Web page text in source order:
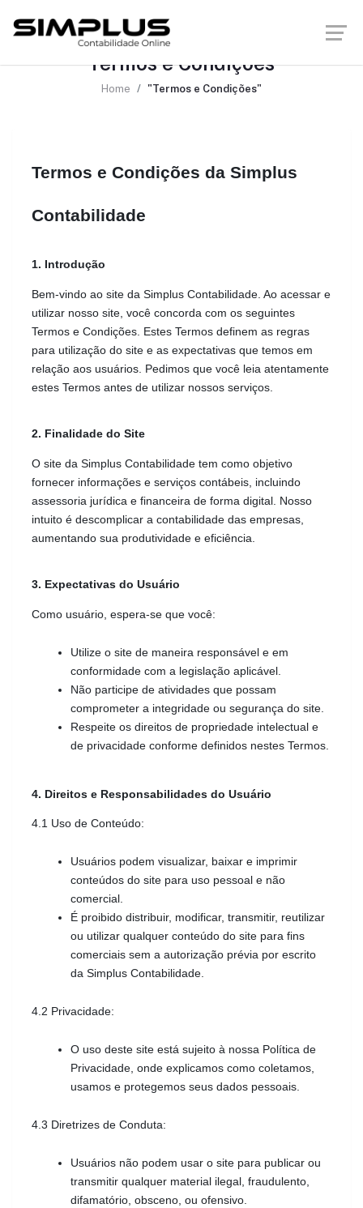
Termos e Condições
Home "Termos e Condições"
Termos e Condições da Simplus
Contabilidade
1. Introdução
Bem-vindo ao site da Simplus Contabilidade. Ao acessar e
utilizar nosso site, você concorda com os seguintes
Termos e Condições. Estes Termos definem as regras
para utilização do site e as expectativas que temos em
relação aos usuários. Pedimos que você leia atentamente
estes Termos antes de utilizar nossos serviços.
2. Finalidade do Site
O site da Simplus Contabilidade tem como objetivo
fornecer informações e serviços contábeis, incluindo
assessoria jurídica e financeira de forma digital. Nosso
intuito é descomplicar a contabilidade das empresas,
aumentando sua produtividade e eficiência.
3. Expectativas do Usuário
Como usuário, espera-se que você:
Utilize o site de maneira responsável e em
conformidade com a legislação aplicável.
Não participe de atividades que possam
comprometer a integridade ou segurança do site.
Respeite os direitos de propriedade intelectual e
de privacidade conforme definidos nestes Termos.
4. Direitos e Responsabilidades do Usuário
4.1 Uso de Conteúdo:
Usuários podem visualizar, baixar e imprimir
conteúdos do site para uso pessoal e não
comercial.
É proibido distribuir, modificar, transmitir, reutilizar
ou utilizar qualquer conteúdo do site para fins
comerciais sem a autorização prévia por escrito
da Simplus Contabilidade.
4.2 Privacidade:
O uso deste site está sujeito à nossa Política de
Privacidade, onde explicamos como coletamos,
usamos e protegemos seus dados pessoais.
4.3 Diretrizes de Conduta:
Usuários não podem usar o site para publicar ou
transmitir qualquer material ilegal, fraudulento,
difamatório, obsceno, ou ofensivo.